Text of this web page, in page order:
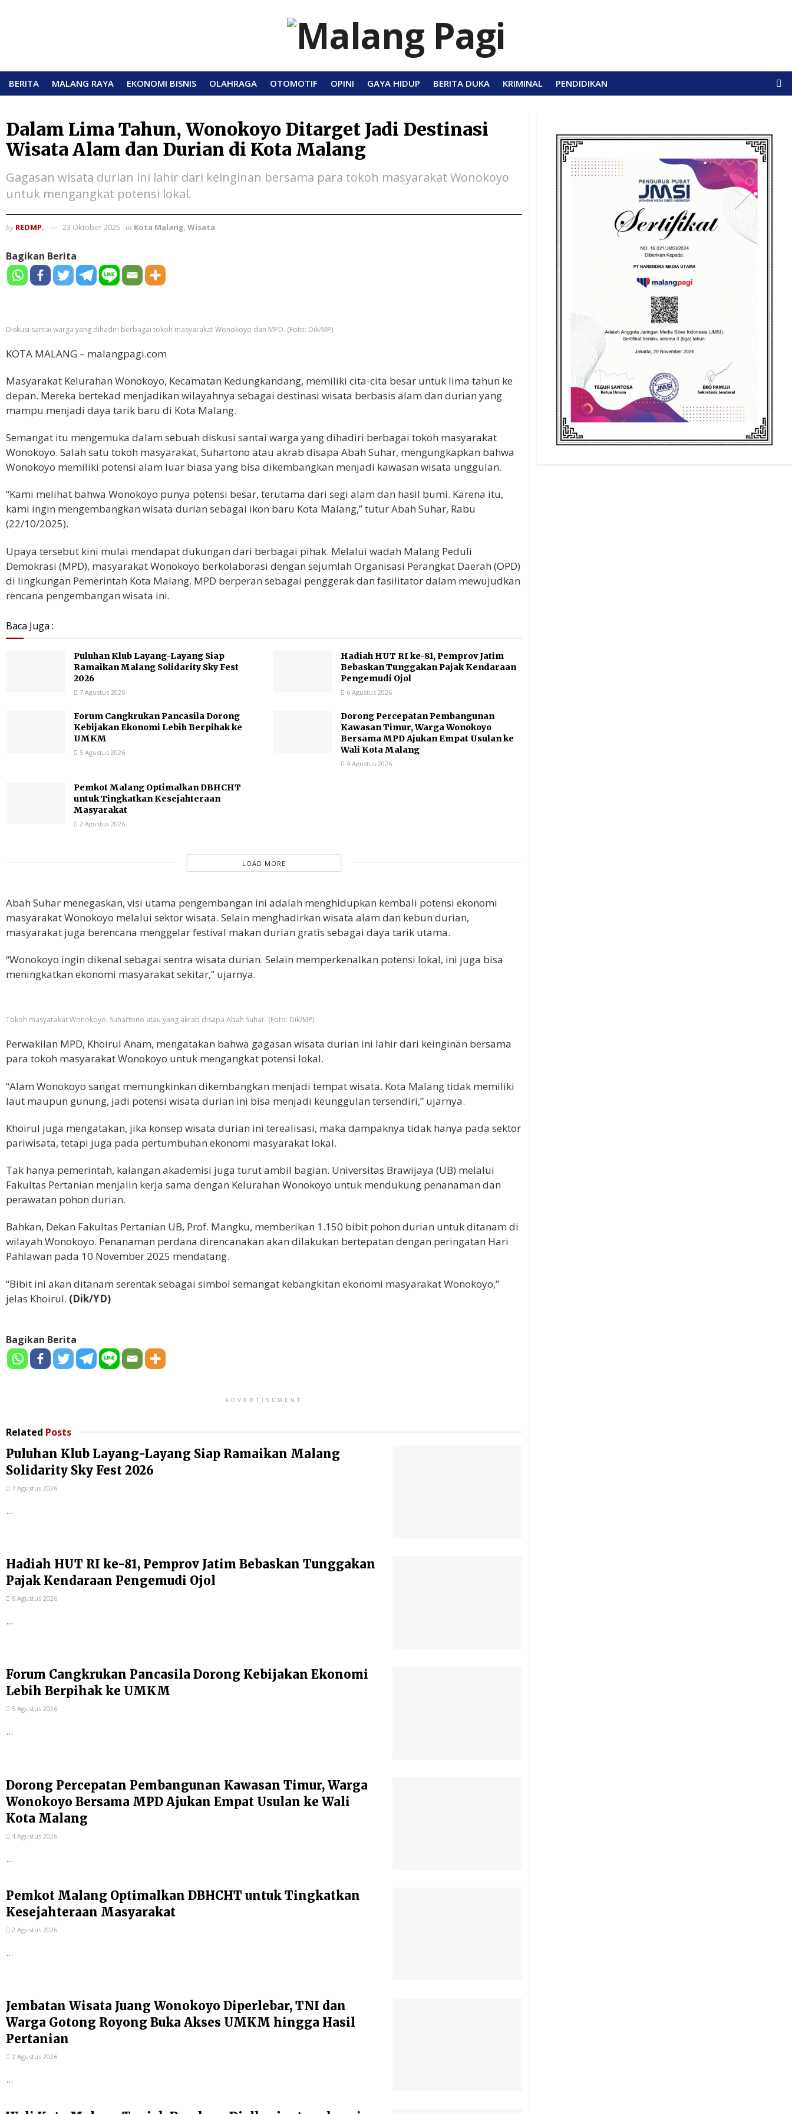
BERITA MALANG RAYA EKONOMI BISNIS OLAHRAGA OTOMOTIF OPINI GAYA HIDUP BERITA DUKA KRIMINAL PENDIDIKAN
Dalam Lima Tahun, Wonokoyo Ditarget Jadi Destinasi
Wisata Alam dan Durian di Kota Malang
Gagasan wisata durian ini lahir dari keinginan bersama para tokoh masyarakat Wonokoyo
untuk mengangkat potensi lokal.
by REDMP. 23 Oktober 2025 in Kota Malang Wisata
Bagikan Berita
Diskusi santai warga yang dihadiri berbagai tokoh masyarakat Wonokoyo dan MPD. (Foto: Dik/MP)
KOTA MALANG – malangpagi.com
Masyarakat Kelurahan Wonokoyo, Kecamatan Kedungkandang, memiliki cita-cita besar untuk lima tahun ke
depan. Mereka bertekad menjadikan wilayahnya sebagai destinasi wisata berbasis alam dan durian yang
mampu menjadi daya tarik baru di Kota Malang.
Semangat itu mengemuka dalam sebuah diskusi santai warga yang dihadiri berbagai tokoh masyarakat
Wonokoyo. Salah satu tokoh masyarakat, Suhartono atau akrab disapa Abah Suhar, mengungkapkan bahwa
Wonokoyo memiliki potensi alam luar biasa yang bisa dikembangkan menjadi kawasan wisata unggulan.
“Kami melihat bahwa Wonokoyo punya potensi besar, terutama dari segi alam dan hasil bumi. Karena itu,
kami ingin mengembangkan wisata durian sebagai ikon baru Kota Malang,” tutur Abah Suhar, Rabu
(22/10/2025).
Upaya tersebut kini mulai mendapat dukungan dari berbagai pihak. Melalui wadah Malang Peduli
Demokrasi (MPD), masyarakat Wonokoyo berkolaborasi dengan sejumlah Organisasi Perangkat Daerah (OPD)
di lingkungan Pemerintah Kota Malang. MPD berperan sebagai penggerak dan fasilitator dalam mewujudkan
rencana pengembangan wisata ini.
Baca Juga :
Puluhan Klub Layang-Layang Siap
Ramaikan Malang Solidarity Sky Fest
2026
7 Agustus 2026
Hadiah HUT RI ke-81, Pemprov Jatim
Bebaskan Tunggakan Pajak Kendaraan
Pengemudi Ojol
6 Agustus 2026
Forum Cangkrukan Pancasila Dorong
Kebijakan Ekonomi Lebih Berpihak ke
UMKM
5 Agustus 2026
Dorong Percepatan Pembangunan
Kawasan Timur, Warga Wonokoyo
Bersama MPD Ajukan Empat Usulan ke
Wali Kota Malang
4 Agustus 2026
Pemkot Malang Optimalkan DBHCHT
untuk Tingkatkan Kesejahteraan
Masyarakat
2 Agustus 2026
LOAD MORE
Abah Suhar menegaskan, visi utama pengembangan ini adalah menghidupkan kembali potensi ekonomi
masyarakat Wonokoyo melalui sektor wisata. Selain menghadirkan wisata alam dan kebun durian,
masyarakat juga berencana menggelar festival makan durian gratis sebagai daya tarik utama.
“Wonokoyo ingin dikenal sebagai sentra wisata durian. Selain memperkenalkan potensi lokal, ini juga bisa
meningkatkan ekonomi masyarakat sekitar,” ujarnya.
Tokoh masyarakat Wonokoyo, Suhartono atau yang akrab disapa Abah Suhar. (Foto: Dik/MP)
Perwakilan MPD, Khoirul Anam, mengatakan bahwa gagasan wisata durian ini lahir dari keinginan bersama
para tokoh masyarakat Wonokoyo untuk mengangkat potensi lokal.
“Alam Wonokoyo sangat memungkinkan dikembangkan menjadi tempat wisata. Kota Malang tidak memiliki
laut maupun gunung, jadi potensi wisata durian ini bisa menjadi keunggulan tersendiri,” ujarnya.
Khoirul juga mengatakan, jika konsep wisata durian ini terealisasi, maka dampaknya tidak hanya pada sektor
pariwisata, tetapi juga pada pertumbuhan ekonomi masyarakat lokal.
Tak hanya pemerintah, kalangan akademisi juga turut ambil bagian. Universitas Brawijaya (UB) melalui
Fakultas Pertanian menjalin kerja sama dengan Kelurahan Wonokoyo untuk mendukung penanaman dan
perawatan pohon durian.
Bahkan, Dekan Fakultas Pertanian UB, Prof. Mangku, memberikan 1.150 bibit pohon durian untuk ditanam di
wilayah Wonokoyo. Penanaman perdana direncanakan akan dilakukan bertepatan dengan peringatan Hari
Pahlawan pada 10 November 2025 mendatang.
“Bibit ini akan ditanam serentak sebagai simbol semangat kebangkitan ekonomi masyarakat Wonokoyo,”
jelas Khoirul. (Dik/YD)
Bagikan Berita
ADVERTISEMENT
Related Posts
Puluhan Klub Layang-Layang Siap Ramaikan Malang
Solidarity Sky Fest 2026
7 Agustus 2026
...
Hadiah HUT RI ke-81, Pemprov Jatim Bebaskan Tunggakan
Pajak Kendaraan Pengemudi Ojol
6 Agustus 2026
...
Forum Cangkrukan Pancasila Dorong Kebijakan Ekonomi
Lebih Berpihak ke UMKM
5 Agustus 2026
...
Dorong Percepatan Pembangunan Kawasan Timur, Warga
Wonokoyo Bersama MPD Ajukan Empat Usulan ke Wali
Kota Malang
4 Agustus 2026
...
Pemkot Malang Optimalkan DBHCHT untuk Tingkatkan
Kesejahteraan Masyarakat
2 Agustus 2026
...
Jembatan Wisata Juang Wonokoyo Diperlebar, TNI dan
Warga Gotong Royong Buka Akses UMKM hingga Hasil
Pertanian
2 Agustus 2026
...